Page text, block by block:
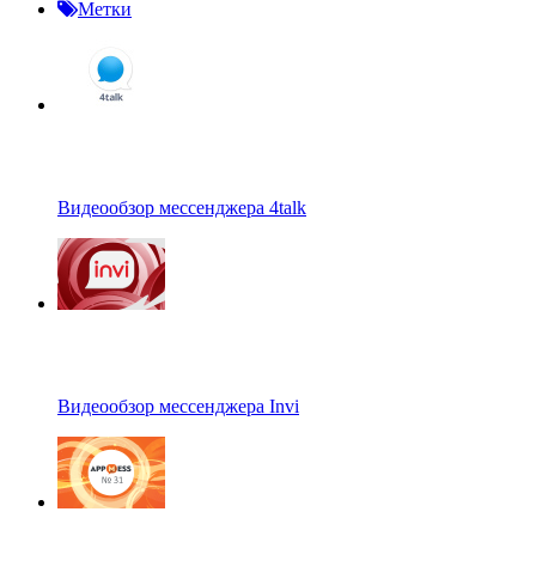
Метки
Видеообзор мессенджера 4talk
Видеообзор мессенджера Invi